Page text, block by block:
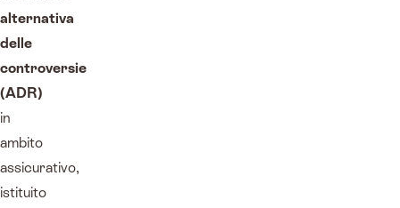
alternativa
delle
controversie
(ADR)
in
ambito
assicurativo,
istituito